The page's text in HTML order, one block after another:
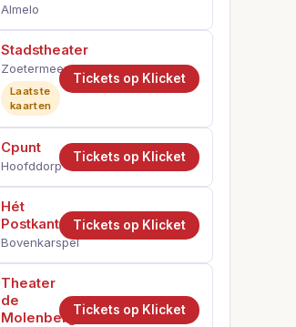
Almelo
Stadstheater
Zoetermeer
Laatste
kaarten
Tickets op Klicket
Cpunt
Hoofddorp
Tickets op Klicket
Hét
Postkantoor
Bovenkarspel
Tickets op Klicket
Theater
de
Molenberg Tickets op Klicket